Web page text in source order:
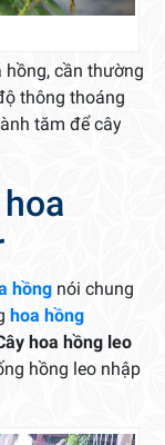
hồng, cần thường
thông thoáng
tăm để cây
hồng nói chung
hoa hồng
hoa hồng leo
hồng leo nhập